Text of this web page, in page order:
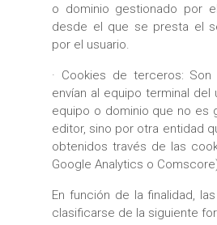
o dominio gestionado por
desde el que se presta el
por el usuario.
· Cookies de terceros:
envían al equipo terminal del
equipo o dominio que no es
editor, sino por otra entidad
obtenidos través de las
Google Analytics o
En función de la finalidad,
clasificarse de la siguiente